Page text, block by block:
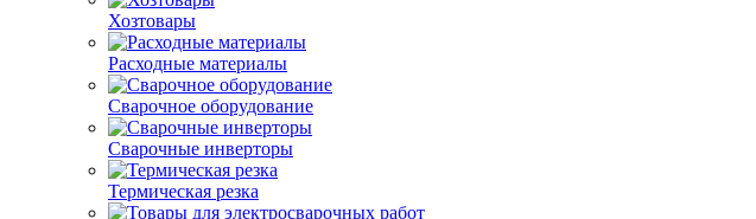
Хозтовары
Расходные материалы
Сварочное оборудование
Сварочные инверторы
Термическая резка